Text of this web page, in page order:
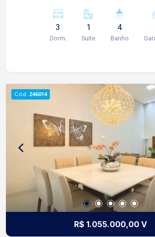
-03 quartos sendo 01 suíte; -01
Sala 02 ambientes; -Escritório; -01
Cozinha; -Área de serviço; -Depósito;
condicionados; -Iluminação completa; -
Porcelanato; Condomínio com: -Portaria 24h; -
Porteiro; -Ronda motorizada; -Salão
Churrasqueira; -Playground; -Quadra
Poliesportiva; -Piscina adulto e infantil; Para
informações e agendar visita, entre
Lago é RELACIONAMENTO! Desde
nossa missão, nosso propósito e o
sentido de tudo que fazemos. Todos
construímos laços fortes e indeléveis
nossos proprietários e clientes.
imobiliária que equilibra a
arrojo e a força comercial da
3
Dorm.
1
Suite
4
Banho
Cód. 246014
R$ 1.055.000,00 V